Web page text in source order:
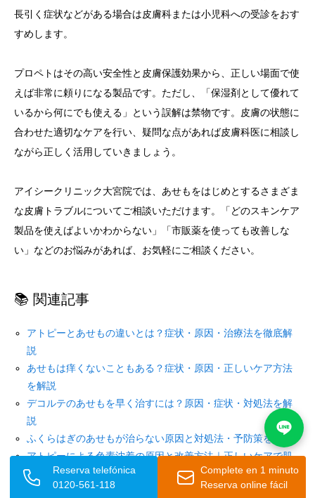
長引く症状などがある場合は皮膚科または小児科への受診をおす
すめします。
プロペトはその高い安全性と皮膚保護効果から、正しい場面で使
えば非常に頼りになる製品です。ただし、「保湿剤として優れて
いるから何にでも使える」という誤解は禁物です。皮膚の状態に
合わせた適切なケアを行い、疑問な点があれば皮膚科医に相談し
ながら正しく活用していきましょう。
アイシークリニック大宮院では、あせもをはじめとするさまざま
な皮膚トラブルについてご相談いただけます。「どのスキンケア
製品を使えばよいかわからない」「市販薬を使っても改善しな
い」などのお悩みがあれば、お気軽にご相談ください。
📚 関連記事
アトピーとあせもの違いとは？症状・原因・治療法を徹底解
説
あせもは痒くないこともある？症状・原因・正しいケア方法
を解説
デコルテのあせもを早く治すには？原因・症状・対処法を解
説
ふくらはぎのあせもが治らない原因と対処法・予防策を解説
アトピーによる色素沈着の原因と改善方法｜正しいケアで肌
を整えようReserva telefónica
0120-561-118
Complete en 1 minuto
Reserva online fácil